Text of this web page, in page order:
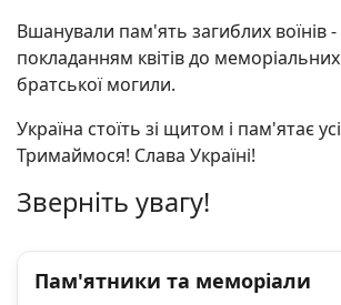
Вшанували пам'ять загиблих воїнів -
покладанням квітів до
братської могили.
Україна стоїть зі щитом і пам'ятає
Тримаймося! Слава Україні!
Зверніть увагу!
Пам'ятники та меморіали